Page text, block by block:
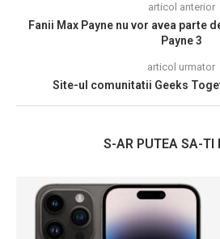
articol anterior
Fanii Max Payne nu vor avea parte
Payne 3
articol urmator
Site-ul comunitatii Geeks
S-AR PUTEA SA-TI